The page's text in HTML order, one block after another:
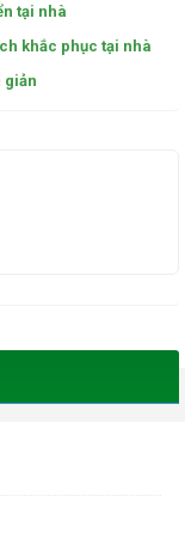
tại nhà
khắc phục tại nhà
giản